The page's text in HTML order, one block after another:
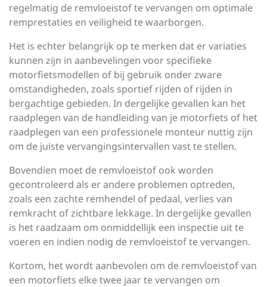
regelmatig de remvloeistof te vervangen om optimale
remprestaties en veiligheid te waarborgen.
Het is echter belangrijk op te merken dat er variaties
kunnen zijn in aanbevelingen voor specifieke
motorfietsmodellen of bij gebruik onder zware
omstandigheden, zoals sportief rijden of rijden in
bergachtige gebieden. In dergelijke gevallen kan het
raadplegen van de handleiding van je motorfiets of het
raadplegen van een professionele monteur nuttig zijn
om de juiste vervangingsintervallen vast te stellen.
Bovendien moet de remvloeistof ook worden
gecontroleerd als er andere problemen optreden,
zoals een zachte remhendel of pedaal, verlies van
remkracht of zichtbare lekkage. In dergelijke gevallen
is het raadzaam om onmiddellijk een inspectie uit te
voeren en indien nodig de remvloeistof te vervangen.
Kortom, het wordt aanbevolen om de remvloeistof van
een motorfiets elke twee jaar te vervangen om